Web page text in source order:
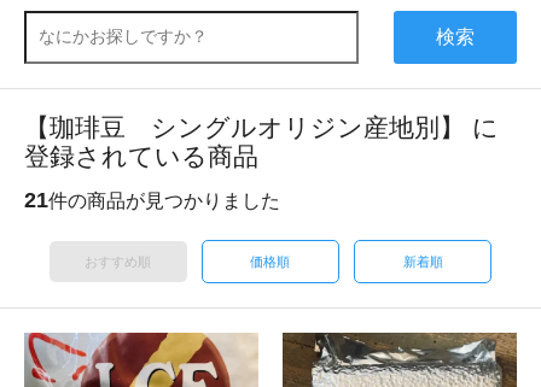
検索
【珈琲豆 シングルオリジン産地別】 に
登録されている商品
21件の商品が見つかりました
おすすめ順 価格順 新着順